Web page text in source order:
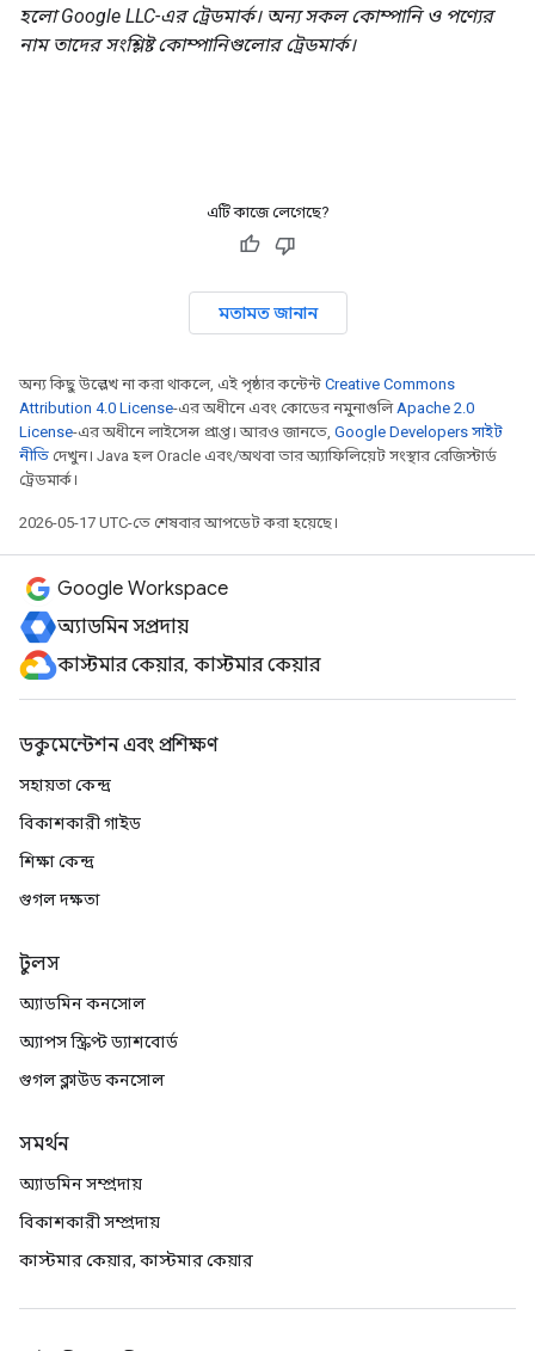
হলো Google LLC-এর ট্রেডমার্ক। অন্য সকল কোম্পানি ও পণ্যের
নাম তাদের সংশ্লিষ্ট কোম্পানিগুলোর ট্রেডমার্ক।
এটি কাজে লেগেছে?
মতামত জানান
অন্য কিছু উল্লেখ না করা থাকলে, এই পৃষ্ঠার কন্টেন্ট Creative Commons
Attribution 4.0 License-এর অধীনে এবং কোডের নমুনাগুলিApache 2.0
License-এর অধীনে লাইসেন্স প্রাপ্ত। আরও জানতে, Google Developers সাইট
নীতি দেখুন। Java হল Oracle এবং/অথবা তার অ্যাফিলিয়েট সংস্থার রেজিস্টার্ড
ট্রেডমার্ক।
2026-05-17 UTC-তে শেষবার আপডেট করা হয়েছে।
Google Workspace
অ্যাডমিন সম্প্রদায়
কাস্টমার কেয়ার, কাস্টমার কেয়ার
ডকুমেন্টেশন এবং প্রশিক্ষণ
সহায়তা কেন্দ্র
বিকাশকারী গাইড
শিক্ষা কেন্দ্র
গুগল দক্ষতা
টুলস
অ্যাডমিন কনসোল
অ্যাপস স্ক্রিপ্ট ড্যাশবোর্ড
গুগল ক্লাউড কনসোল
সমর্থন
অ্যাডমিন সম্প্রদায়
বিকাশকারী সম্প্রদায়
কাস্টমার কেয়ার, কাস্টমার কেয়ার